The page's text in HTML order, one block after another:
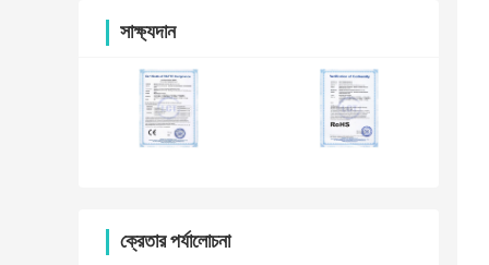
সাক্ষ্যদান
ক্রেতার পর্যালোচনা